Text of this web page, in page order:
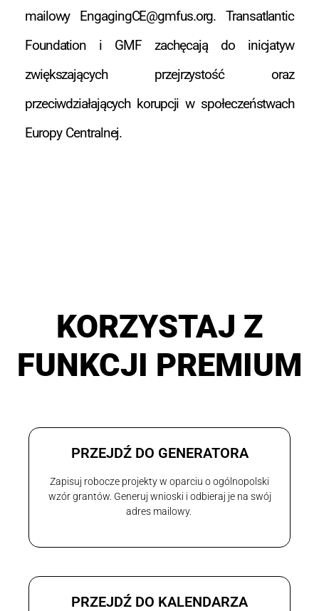
mailowy EngagingCE@gmfus.org. Transatlantic
Foundation i GMF zachęcają do inicjatyw
zwiększających przejrzystość oraz
przeciwdziałających korupcji w społeczeństwach
Europy Centralnej.
KORZYSTAJ Z
FUNKCJI PREMIUM
PRZEJDŹ DO GENERATORA
Zapisuj robocze projekty w oparciu o ogólnopolski
wzór grantów. Generuj wnioski i odbieraj je na swój
adres mailowy.
PRZEJDŹ DO KALENDARZA